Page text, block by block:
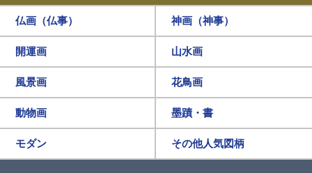
仏画（仏事） 神画（神事）
開運画 山水画
風景画 花鳥画
動物画 墨蹟・書
モダン その他人気図柄